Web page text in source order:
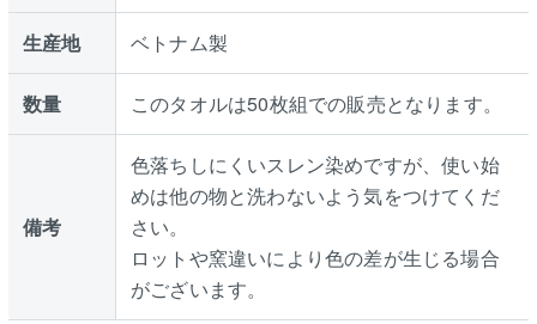
生産地 ベトナム製
数量 このタオルは50枚組での販売となります。
備考
色落ちしにくいスレン染めですが、使い始
めは他の物と洗わないよう気をつけてくだ
さい。
ロットや窯違いにより色の差が生じる場合
がございます。